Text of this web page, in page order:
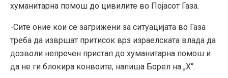
хуманитарна помош до цивилите во Појасот Газа.
-Сите оние кои се загрижени за ситуацијата во Газа
треба да извршат притисок врз израелската влада да
дозволи непречен пристап до хуманитарна помош и
да не ги блокира конвоите, напиша Борел на „Х“.